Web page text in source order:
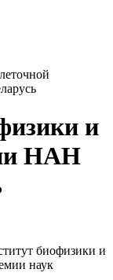
и
НАН
биофизики и
наук